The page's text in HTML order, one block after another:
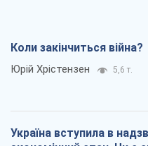
Коли закінчиться війна?
Юрій Хрістензен 5,6 т.
Україна вступила в